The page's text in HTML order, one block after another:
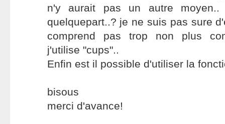
n'y aurait pas un autre
quelquepart..? je ne suis pas sure
comprend pas trop non plus
j'utilise "cups"..
Enfin est il possible d'utiliser la
bisous
merci d'avance!